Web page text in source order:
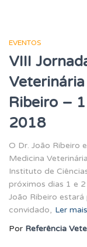
EVENTOS
VIII
Ribeiro –
2018
O Dr. João Ribeiro
Medicina
Instituto de
próximos dias 1 e
João Ribeiro
convidado, Ler mais
Por Referência